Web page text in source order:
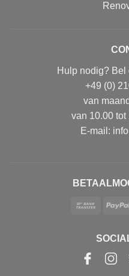
Hulp nodig? Bel
+49 (0)
van
van 10.00 tot
E-mail: